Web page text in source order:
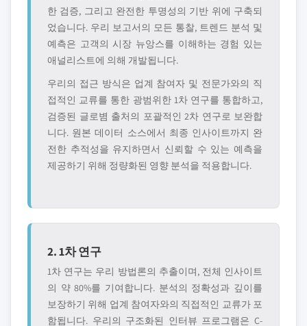
한 검증, 그리고 완전한 투명성의 기반 위에 구축되
었습니다. 우리 보고서의 모든 통찰, 트렌드 분석 및
예측은 고객의 시장 뉴앙스를 이해하는 경험 있는
애널리스트에 의해 개발됩니다.
우리의 접근 방식은 업계 참여자 및 전문가와의 직
접적인 교류를 통한 광범위한 1차 연구를 통합하고,
검증된 글로볌 출처의 포괄적인 2차 연구로 보완합
니다. 원본 데이터 소스에서 최종 인사이트까지 완
전한 추적성을 유지하면서 신뢰할 수 있는 예측을
제공하기 위해 정량화된 영향 분석을 적용합니다.
2. 1차 연구
1차 연구는 우리 방법론의 추출이며, 전체 인사이트
의 약 80%를 기여합니다. 분석의 정확성과 깊이를
보장하기 위해 업계 참여자와의 직접적인 교류가 포
함됩니다. 우리의 구조화된 인터뷰 프로그램은 C-